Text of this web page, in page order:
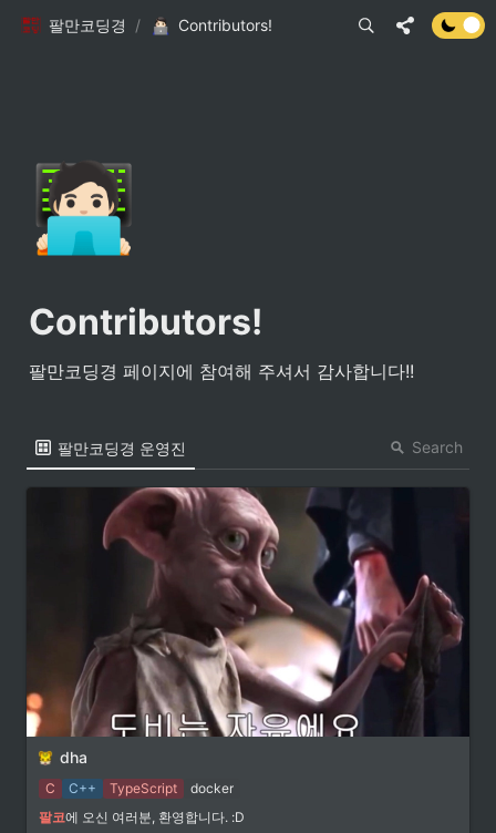
팔만코딩경 / Contributors!
🧑🏻‍💻
Contributors!
팔만코딩경 페이지에 참여해 주셔서 감사합니다!!
팔만코딩경 운영진 Search
dha
C C++ TypeScript
docker
팔코에 오신 여러분, 환영합니다. :D